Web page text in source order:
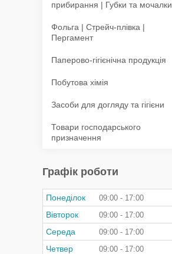
прибирання | Губки та мочалки
Фольга | Стрейч-плівка |
Пергамент
Паперово-гігієнічна продукція
Побутова хімія
Засоби для догляду та гігієни
Товари господарського
призначення
Графік роботи
Понеділок 09:00 17:00
Вівторок 09:00 17:00
Середа 09:00 17:00
Четвер 09:00 17:00